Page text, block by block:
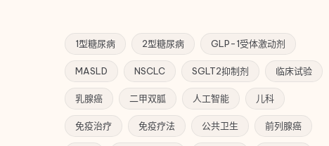
1型糖尿病 2型糖尿病 GLP-1受体激动剂
MASLD NSCLC SGLT2抑制剂 临床试验
乳腺癌 二甲双胍 人工智能 儿科
免疫治疗 免疫疗法 公共卫生 前列腺癌